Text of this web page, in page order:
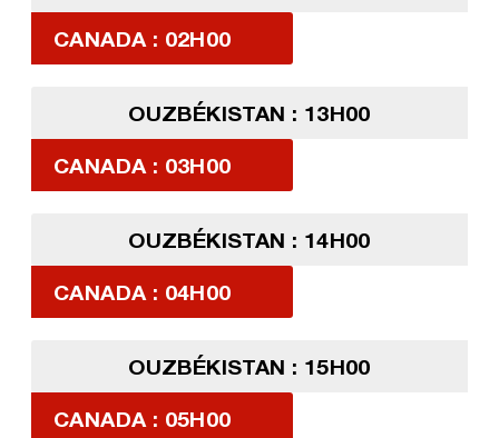
CANADA : 02H00
OUZBÉKISTAN : 13H00
CANADA : 03H00
OUZBÉKISTAN : 14H00
CANADA : 04H00
OUZBÉKISTAN : 15H00
CANADA : 05H00